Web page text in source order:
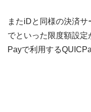
またiDと同様の決済
でといった限度額設
Payで利用する